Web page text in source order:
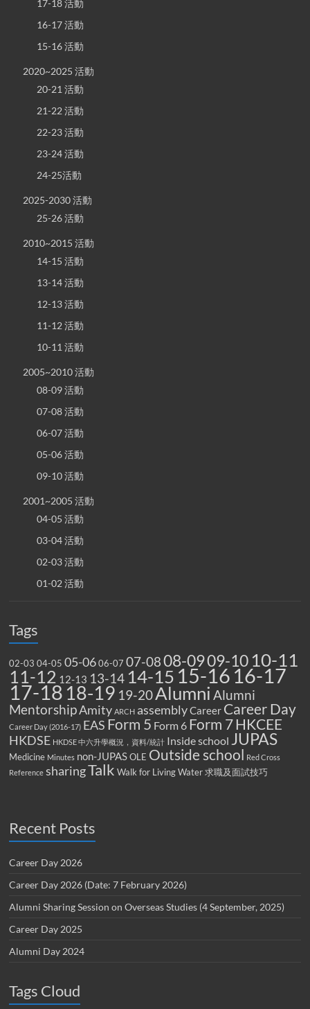
17-18 活動
16-17 活動
15-16 活動
2020~2025 活動
20-21 活動
21-22 活動
22-23 活動
23-24 活動
24-25活動
2025-2030 活動
25-26 活動
2010~2015 活動
14-15 活動
13-14 活動
12-13 活動
11-12 活動
10-11 活動
2005~2010 活動
08-09 活動
07-08 活動
06-07 活動
05-06 活動
09-10 活動
2001~2005 活動
04-05 活動
03-04 活動
02-03 活動
01-02 活動
Tags
02-03 04-05 05-06 06-07 07-0808-0909-10 10-11
11-12 12-13 13-14 14-15 15-16 16-17
17-18 18-19 19-20Alumni Alumni
MentorshipAmity ARCH assemblyCareer Career Day
Career Day (2016-17) EAS Form 5 Form 6 Form 7HKCEE
HKDSE HKDSE 中六升學概況，資料/統計 Inside school JUPAS
Medicine Minutes non-JUPAS OLE Outside school
Red Cross
Reference sharingTalk Walk for Living Water 求職及面試技巧
Recent Posts
Career Day 2026
Career Day 2026 (Date: 7 February 2026)
Alumni Sharing Session on Overseas Studies (4 September, 2025)
Career Day 2025
Alumni Day 2024
Tags Cloud